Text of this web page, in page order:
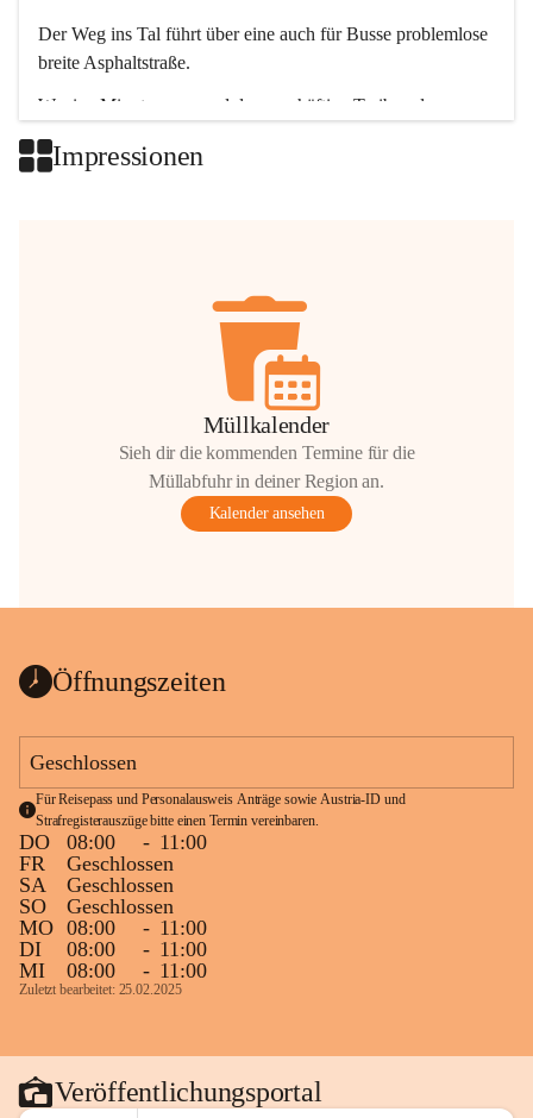
Der Weg ins Tal führt über eine auch für Busse problemlose
breite Asphaltstraße.
Wenige Minuten nur, und das geschäftige Treiben der
Impressionen
Müllkalender
Sieh dir die kommenden Termine für die
Müllabfuhr in deiner Region an.
Kalender ansehen
Öffnungszeiten
Geschlossen
Für Reisepass und Personalausweis Anträge sowie Austria-ID und
Strafregisterauszüge bitte einen Termin vereinbaren.
DO 08:00 - 11:00
FR
Geschlossen
SA
Geschlossen
SO
Geschlossen
MO 08:00 - 11:00
DI
08:00 - 11:00
MI
08:00 - 11:00
Zuletzt bearbeitet: 25.02.2025
Veröffentlichungsportal